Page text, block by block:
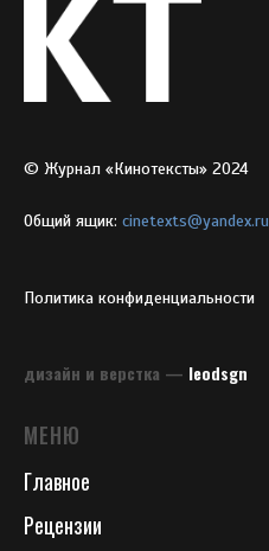
© Журнал «Кинотексты» 2024
Общий ящик: cinetexts@yandex.ru
Политика конфиденциальности
дизайн и верстка — leodsgn
МЕНЮ
Главное
Рецензии